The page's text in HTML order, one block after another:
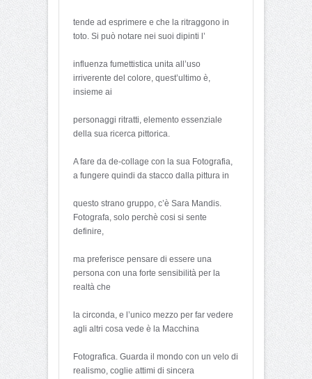
tende ad esprimere e che la ritraggono in
toto. Si può notare nei suoi dipinti l’
influenza fumettistica unita all’uso
irriverente del colore, quest’ultimo è,
insieme ai
personaggi ritratti, elemento essenziale
della sua ricerca pittorica.
A fare da de-collage con la sua Fotografia,
a fungere quindi da stacco dalla pittura in
questo strano gruppo, c’è Sara Mandis.
Fotografa, solo perchè cosi si sente
definire,
ma preferisce pensare di essere una
persona con una forte sensibilità per la
realtà che
la circonda, e l’unico mezzo per far vedere
agli altri cosa vede è la Macchina
Fotografica. Guarda il mondo con un velo di
realismo, coglie attimi di sincera